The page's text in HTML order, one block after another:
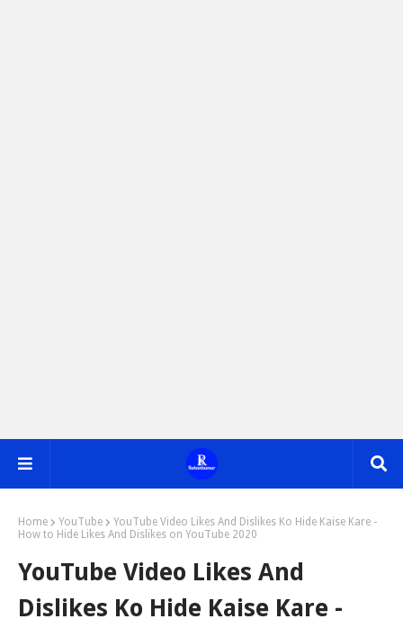
Home YouTube
YouTube Video Likes And Dislikes Ko Hide Kaise Kare -
How to Hide Likes And Dislikes on YouTube 2020
YouTube Video Likes And
Dislikes Ko Hide Kaise Kare -